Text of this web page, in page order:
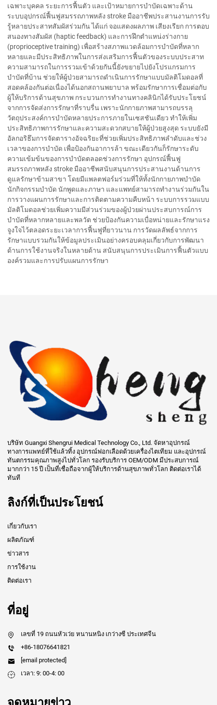
เฉพาะบุคคล ระยะการฟื้นตัว และเป้าหมายการบำบัดเฉพาะด้าน
ระบบอุปกรณ์ฟื้นฟูสมรรถภาพหลัง stroke มืออาชีพประสานงานการรับ
รู้หลายประสาทสัมผัสร่วมกัน ได้แก่ จอแสดงผลภาพ เสียงเรียก การตอบ
สนองทางสัมผัส (haptic feedback) และการฝึกตำแหน่งร่างกาย
(proprioceptive training) เพื่อสร้างสภาพแวดล้อมการบำบัดที่หลาก
หลายและมีประสิทธิภาพในการส่งเสริมการฟื้นตัวของระบบประสาท
ความสามารถในการรวมเข้าด้วยกันนี้ยังขยายไปยังโปรแกรมการ
บำบัดที่บ้าน ช่วยให้ผู้ป่วยสามารถดำเนินการรักษาแบบมัลติโมดอลที่
สอดคล้องกันต่อเนื่องได้นอกสถานพยาบาล พร้อมรักษาการเชื่อมต่อกับ
ผู้ให้บริการด้านสุขภาพ กระบวนการทำงานทางคลินิกได้รับประโยชน์
จากการจัดส่งการรักษาที่ราบรื่น เพราะนักกายภาพสามารถบรรลุ
วัตถุประสงค์การบำบัดหลายประการภายในเซสชันเดียว ทำให้เพิ่ม
ประสิทธิภาพการรักษาและความสะดวกสบายให้ผู้ป่วยสูงสุด ระบบยังมี
อัลกอริธึมการจัดตารางอัจฉริยะที่ช่วยเพิ่มประสิทธิภาพลำดับและช่วง
เวลาของการบำบัด เพื่อป้องกันอาการล้า ขณะเดียวกันก็รักษาระดับ
ความเข้มข้นของการบำบัดตลอดช่วงการรักษา อุปกรณ์ฟื้นฟู
สมรรถภาพหลัง stroke มืออาชีพสนับสนุนการประสานงานด้านการ
ดูแลรักษาข้ามสาขา โดยมีแพลตฟอร์มร่วมที่ให้ทั้งนักกายภาพบำบัด
นักกิจกรรมบำบัด นักพูดและภาษา และแพทย์สามารถทำงานร่วมกันใน
การวางแผนการรักษาและการติดตามความคืบหน้า ระบบการรวมแบบ
มัลติโมดอลช่วยเพิ่มความมีส่วนร่วมของผู้ป่วยผ่านประสบการณ์การ
บำบัดที่หลากหลายและพลวัต ช่วยป้องกันความเบื่อหน่ายและรักษาแรง
จูงใจไว้ตลอดระยะเวลาการฟื้นฟูที่ยาวนาน การวัดผลลัพธ์จากการ
รักษาแบบรวมกันให้ข้อมูลประเมินอย่างครอบคลุมเกี่ยวกับการพัฒนา
ด้านการใช้งานจริงในหลายด้าน สนับสนุนการประเมินการฟื้นตัวแบบ
องค์รวมและการปรับแผนการรักษา
บริษัท Guangxi Shengrui Medical Technology Co., Ltd. จัดหาอุปกรณ์
ทางการแพทย์ที่ใช้แล้วทิ้ง อุปกรณ์ฟอกเลือดด้วยเครื่องไตเทียม และอุปกรณ์
ทันตกรรมคุณภาพสูงไปทั่วโลก รองรับบริการ OEM/ODM มีประสบการณ์
มากกว่า 15 ปี เป็นที่เชื่อถือจากผู้ให้บริการด้านสุขภาพทั่วโลก ติดต่อเราได้
ทันที
ลิงก์ที่เป็นประโยชน์
เกี่ยวกับเรา
ผลิตภัณฑ์
ข่าวสาร
การใช้งาน
ติดต่อเรา
ที่อยู่
เลขที่ 19 ถนนหัวเว่ย หนานหนิง เกว่างซี ประเทศจีน
+86-18076641821
[email protected]
เวลา: 9: 00-4: 00
จดหมายข่าว